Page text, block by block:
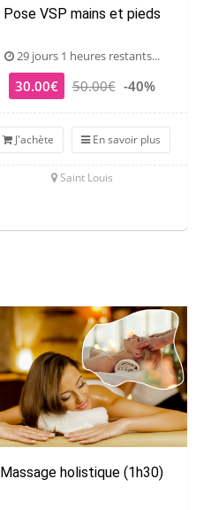
Pose VSP mains et pieds
29 jours 1 heures restants...
30.00€ 50.00€ -40%
J'achète En savoir plus
Saint Louis
Massage holistique (1h30)